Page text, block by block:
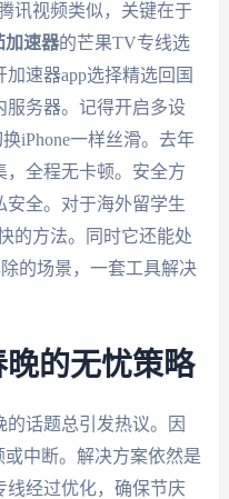
讯视频类似，关键在于
加速器的芒果TV专线选
速器app选择精选回国
服务器。记得开启多设
iPhone一样丝滑。去年
，全程无卡顿。安全方
安全。对于海外留学生
的方法。同时它还能处
的场景，一套工具解决
的无忧策略
话题总引发热议。因
中断。解决方案依然是
线经过优化，确保节庆